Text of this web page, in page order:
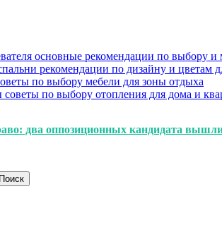
основные рекомендации по выбору и
рекомендации по дизайну и цветам
по выбору мебели для зоны отдыха
по выбору отопления для дома и
два оппозиционных кандидата
Поиск